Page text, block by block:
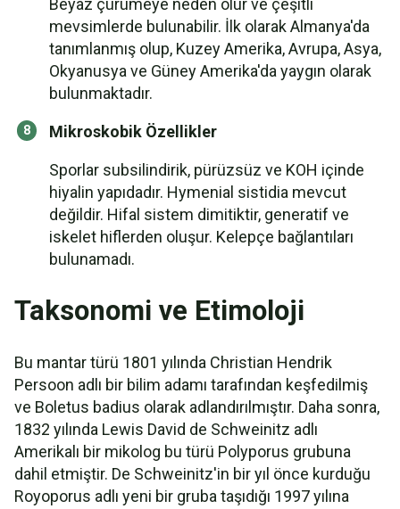
Beyaz çürümeye neden olur ve çeşitli
mevsimlerde bulunabilir. İlk olarak Almanya'da
tanımlanmış olup, Kuzey Amerika, Avrupa, Asya,
Okyanusya ve Güney Amerika'da yaygın olarak
bulunmaktadır.
Mikroskobik Özellikler
Sporlar subsilindirik, pürüzsüz ve KOH içinde
hiyalin yapıdadır. Hymenial sistidia mevcut
değildir. Hifal sistem dimitiktir, generatif ve
iskelet hiflerden oluşur. Kelepçe bağlantıları
bulunamadı.
Taksonomi ve Etimoloji
Bu mantar türü 1801 yılında Christian Hendrik
Persoon adlı bir bilim adamı tarafından keşfedilmiş
ve Boletus badius olarak adlandırılmıştır. Daha sonra,
1832 yılında Lewis David de Schweinitz adlı
Amerikalı bir mikolog bu türü Polyporus grubuna
dahil etmiştir. De Schweinitz'in bir yıl önce kurduğu
Royoporus adlı yeni bir gruba taşıdığı 1997 yılına